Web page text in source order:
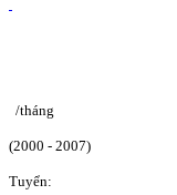
/tháng
(2000 - 2007)
Tuyển: